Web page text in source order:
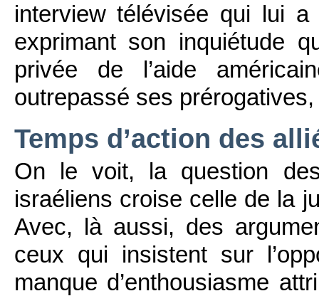
interview télévisée qui lui
exprimant son inquiétude
privée de l’aide
outrepassé ses
Temps d’action des
On le voit, la question
israéliens croise celle de la
Avec, là aussi, des
ceux qui insistent sur
manque d’enthousiasme